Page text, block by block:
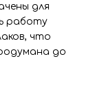
для
работу
что
до